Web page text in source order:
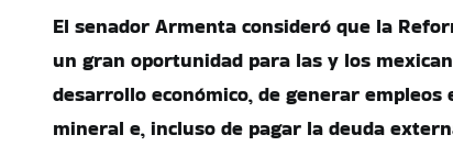
El senador Armenta consideró que la
un gran oportunidad para las y los
desarrollo económico, de generar
mineral e, incluso de pagar la deuda